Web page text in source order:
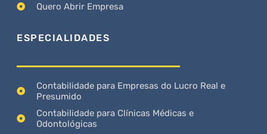
Quero Abrir Empresa
ESPECIALIDADES
Contabilidade para Empresas do Lucro Real e
Presumido
Contabilidade para Clínicas Médicas e
Odontológicas